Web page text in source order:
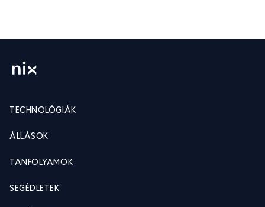
TECHNOLÓGIÁK
ÁLLÁSOK
TANFOLYAMOK
SEGÉDLETEK